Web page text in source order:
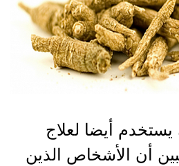
أيضا لعلاج
أن الأشخاص الذين